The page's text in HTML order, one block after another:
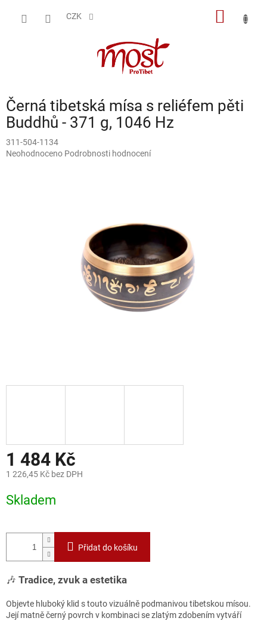
CZK
Černá tibetská mísa s reliéfem pěti
Buddhů - 371 g, 1046 Hz
311-504-1134
Průměrné
Neohodnoceno Podrobnosti hodnocení
1 484 Kč
1 226,45 Kč bez DPH
cena:
Skladem
Přidat do košíku
🎶 Tradice, zvuk a estetika
Objevte hluboký klid s touto vizuálně podmanivou tibetskou mísou.
Její matně černý povrch v kombinaci se zlatým zdobením vytváří